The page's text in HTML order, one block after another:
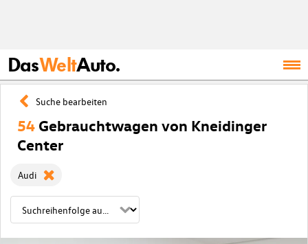
DasWeltAuto.
Suche bearbeiten
54 Gebrauchtwagen von Kneidinger
Center
Audi